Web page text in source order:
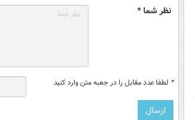
نظر شما *
* لطفا عدد مقابل را در جعبه متن وارد کنید